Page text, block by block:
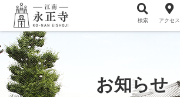
お知らせ
メニュー項目 検索 アクセス